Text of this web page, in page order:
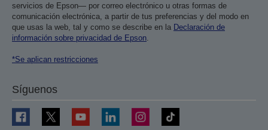
servicios de Epson— por correo electrónico u otras formas de
comunicación electrónica, a partir de tus preferencias y del modo en
que usas la web, tal y como se describe en la Declaración de
información sobre privacidad de Epson
*Se aplican restricciones
Síguenos